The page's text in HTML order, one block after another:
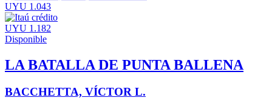
UYU 1.043
UYU 1.182
Disponible
LA BATALLA DE PUNTA BALLENA
BACCHETTA, VÍCTOR L.